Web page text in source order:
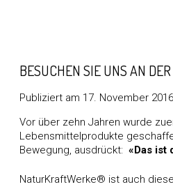
BESUCHEN SIE UNS AN
Publiziert am 17. November 2016
Vor über zehn Jahren wurde
Lebensmittelprodukte
Bewegung, ausdrückt: «Das ist
NaturKraftWerke® ist auch